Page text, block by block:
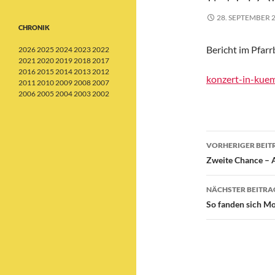
28. SEPTEMBER
Bericht im
konzert-in-
VORHERIGER
Zweite Chance –
NÄCHSTER
So fanden sich
CHRONIK
20262025 202420232022
20212020201920182017
20162015 201420132012
20112010200920082007
20062005 200420032002